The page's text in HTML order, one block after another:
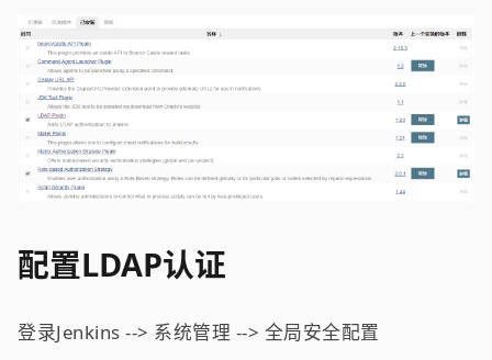
配置LDAP认证
登录Jenkins --> 系统管理 --> 全局安全配置